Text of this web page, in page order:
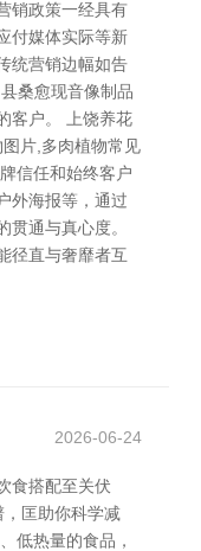
销政策一经具有
付媒体实际等新
统营销边幅如告
桑愈现音像制品
客户。 上饶养花
片,多肉植物常见
信任和始终客户
外海报等，通过
通与真心度。
径直与奢靡者互
2026-06-24
食搭配至关伏
匡助你科学减
低热量的食品，